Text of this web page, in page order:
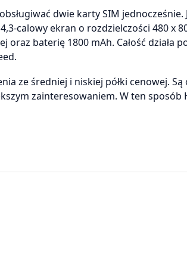
dwie karty SIM jednocześnie.
calowy ekran o rozdzielczości 480 x
baterię 1800 mAh. Całość działa
ze średniej i niskiej półki cenowej. Są
zainteresowaniem. W ten sposób